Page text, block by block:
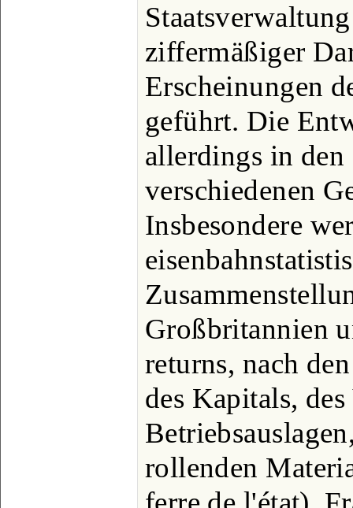
ziffermäßiger
Erscheinungen
geführt. Die
allerdings in den
verschiedenen
Insbesondere
Großbritannien
returns, nach
des Kapitals,
rollenden